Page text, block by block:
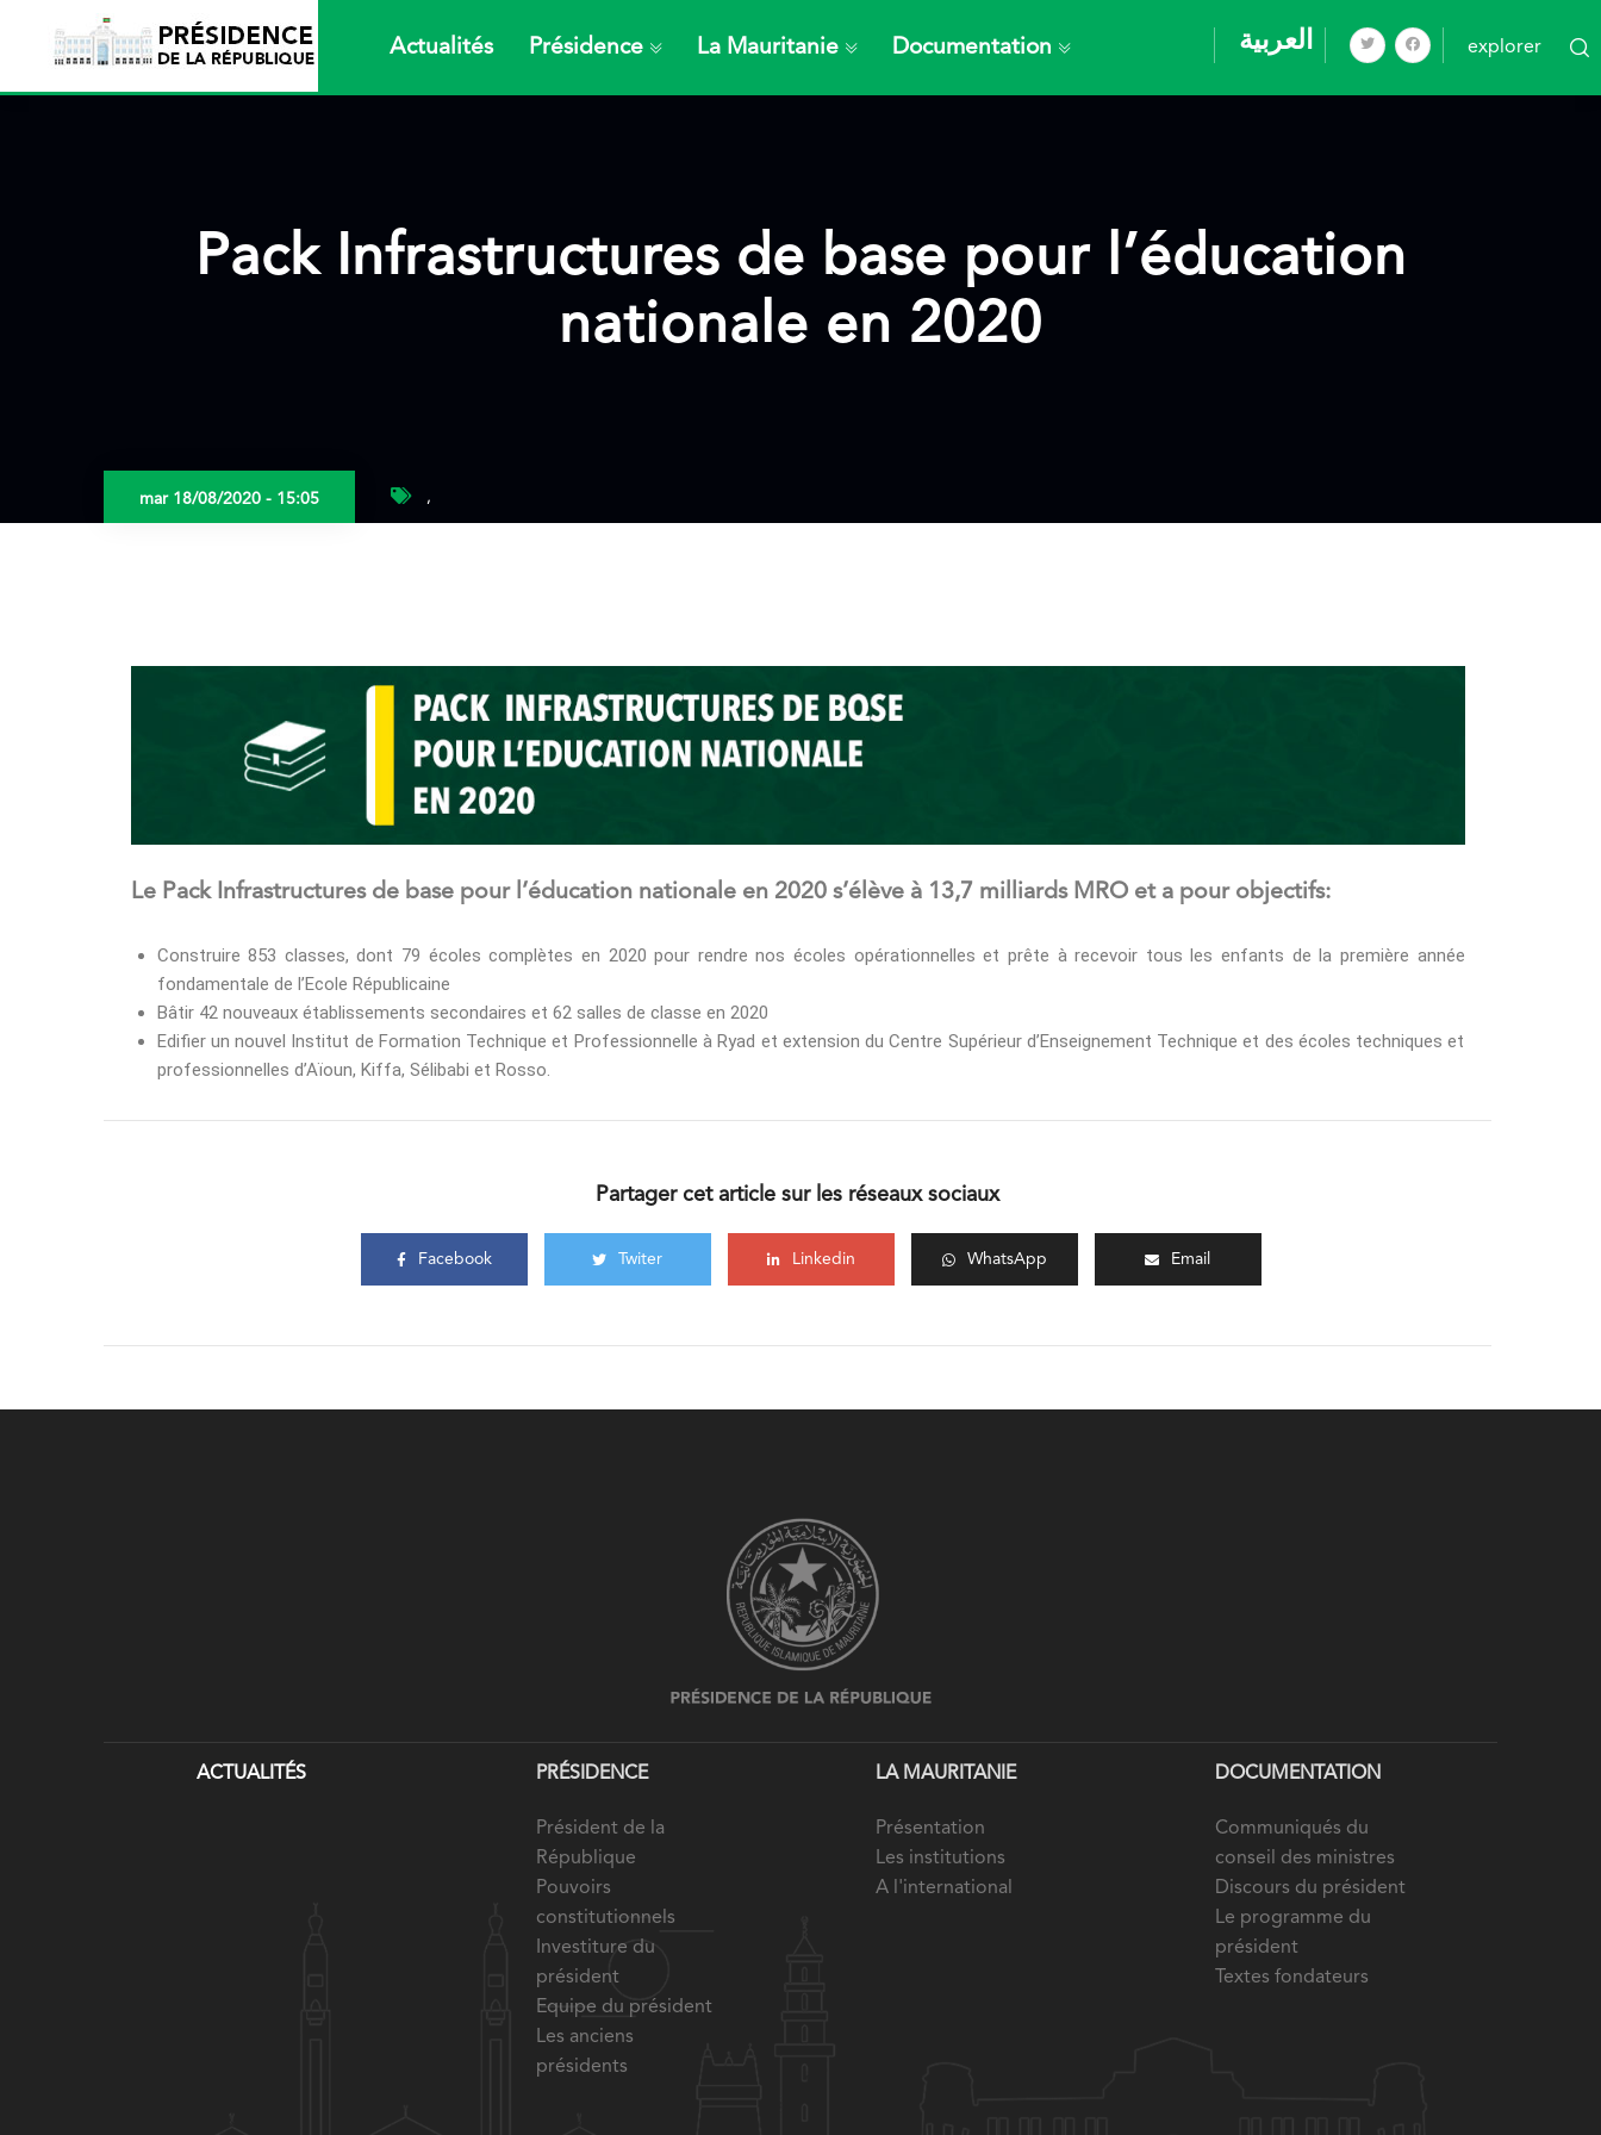
contenu
principal
Actualités Présidence La Mauritanie Documentation explorer العربية
Pack Infrastructures de base pour l’éducation
nationale en 2020
mar 18/08/2020 - 15:05 ,
Le Pack Infrastructures de base pour l’éducation nationale en 2020 s’élève à 13,7 milliards MRO et a pour objectifs:
Construire 853 classes, dont 79 écoles complètes en 2020 pour rendre nos écoles opérationnelles et prête à recevoir tous les enfants de la première année
fondamentale de l’Ecole Républicaine
Bâtir 42 nouveaux établissements secondaires et 62 salles de classe en 2020
Edifier un nouvel Institut de Formation Technique et Professionnelle à Ryad et extension du Centre Supérieur d’Enseignement Technique et des écoles techniques et
professionnelles d’Aïoun, Kiffa, Sélibabi et Rosso.
Partager cet article sur les réseaux sociaux
Facebook Twiter Linkedin WhatsApp Email
ACTUALITÉS PRÉSIDENCE
Président de la
République
Pouvoirs
constitutionnels
Investiture du
président
Equipe du président
Les anciens
présidents
LA MAURITANIE
Présentation
Les institutions
A l'international
DOCUMENTATION
Communiqués du
conseil des ministres
Discours du président
Le programme du
président
Textes fondateurs